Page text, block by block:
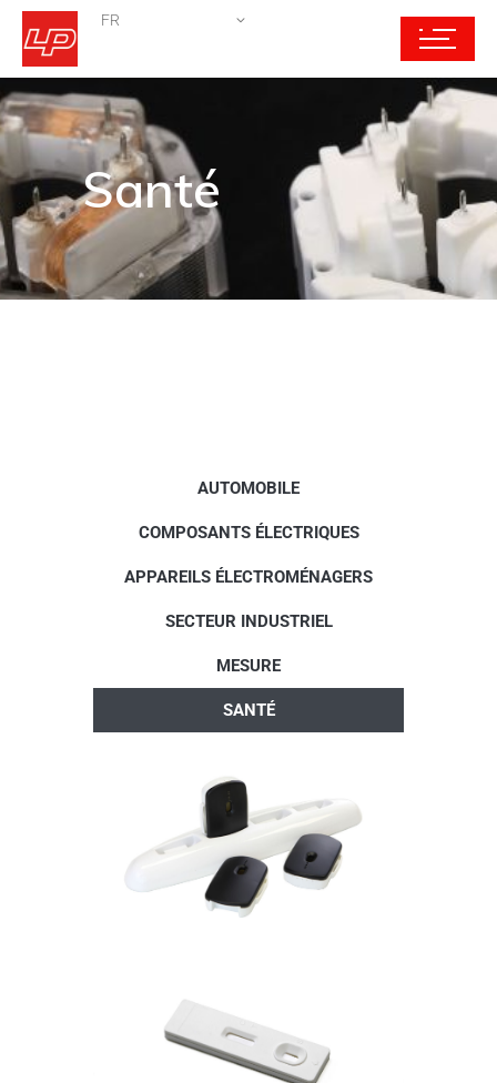
FR
Santé
AUTOMOBILE
COMPOSANTS ÉLECTRIQUES
APPAREILS ÉLECTROMÉNAGERS
SECTEUR INDUSTRIEL
MESURE
SANTÉ